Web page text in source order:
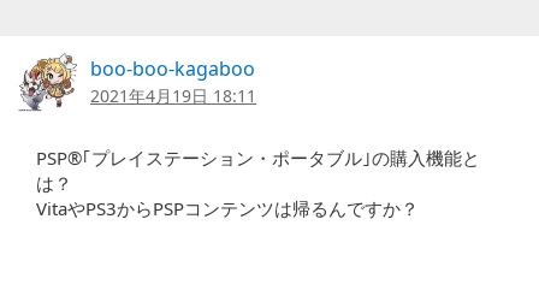
boo-boo-kagaboo
2021年4月19日 18:11
PSP®｢プレイステーション・ポータブル｣の購入機能と
は？
VitaやPS3からPSPコンテンツは帰るんですか？